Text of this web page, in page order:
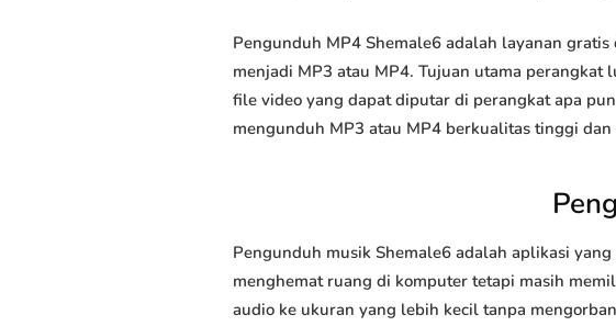
Pengunduh MP4 Shemale6 adalah layanan
menjadi MP3 atau MP4. Tujuan utama
file video yang dapat diputar di perangkat apa
mengunduh MP3 atau MP4 berkualitas tinggi
Pengunduh musik Shemale6 adalah aplikasi
menghemat ruang di komputer tetapi masih
audio ke ukuran yang lebih kecil tanpa